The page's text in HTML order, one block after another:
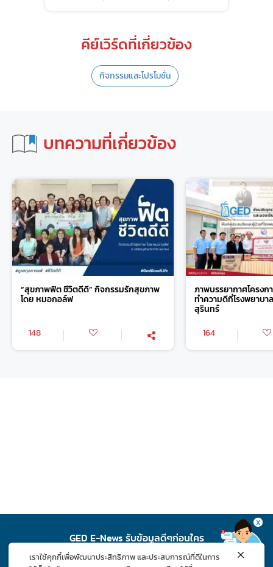
คีย์เวิร์ดที่เกี่ยวข้อง
กิจกรรมและโปรโมชั่น
บทความที่เกี่ยวข้อง
“สุขภาพฟิต ชีวิตดีดี” กิจกรรมรักสุขภาพ
โดย หมอกอล์ฟ
148
ภาพบรรยากาศโครง
ทำความดีที่โรงพยาบา
สุรินทร์
164
GED E-News รับข้อมูลดีๆก่อนใคร
X
เราใช้คุกกี้เพื่อพัฒนาประสิทธิภาพ และประสบการณ์ที่ดีในการ